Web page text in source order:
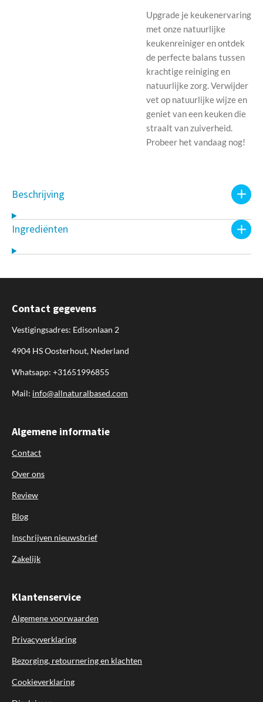
Upgrade je keukenervaring
met onze natuurlijke
keukenreiniger en ontdek
de perfecte balans tussen
krachtige reiniging en
natuurlijke zorg. Verwijder
vet op natuurlijke wijze en
geniet van een keuken die
straalt van zuiverheid.
Probeer het vandaag nog!
Beschrijving
Ingrediënten
Contact gegevens
Vestigingsadres: Edisonlaan 2
4904 HS Oosterhout, Nederland
Whatsapp: +31651996855
Mail: info@allnaturalbased.com
Algemene informatie
Contact
Over ons
Review
Blog
Inschrijven nieuwsbrief
Zakelijk
Klantenservice
Algemene voorwaarden
Privacyverklaring
Bezorging, retournering en klachten
Cookieverklaring